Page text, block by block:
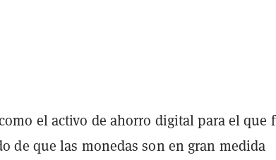
el activo de ahorro digital para el que
de que las monedas son en gran medida